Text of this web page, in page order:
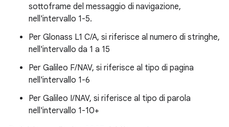
sottoframe del messaggio di navigazione,
nell'intervallo 1-5.
Per Glonass L1 C/A, si riferisce al numero di stringhe,
nell'intervallo da 1 a 15
Per Galileo F/NAV, si riferisce al tipo di pagina
nell'intervallo 1-6
Per Galileo I/NAV, si riferisce al tipo di parola
nell'intervallo 1-10+